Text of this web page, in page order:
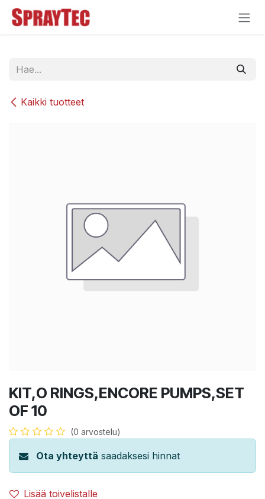
Siirry sisältöön
Kaikki tuotteet
KIT,O RINGS,ENCORE PUMPS,SET
OF 10
(0 arvostelu)
Ota yhteyttä saadaksesi hinnat
Lisää toivelistalle